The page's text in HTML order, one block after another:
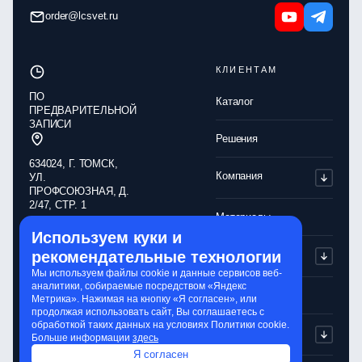
order@lcsvet.ru
КЛИЕНТАМ
Каталог
Решения
Компания
Материалы
Партнерам
Контакты
ПО
ПРЕДВАРИТЕЛЬНОЙ
ЗАПИСИ
634024, Г. ТОМСК,
УЛ.
ПРОФСОЮЗНАЯ, Д.
2/47, СТР. 1
Обработка
персональных
данных
Политика
конфиденциальности
Обработка cookie-
файлов
Используем куки и
рекомендательные технологии
Мы используем файлы cookie и данные сервисов веб-
аналитики, собираемые посредством «Яндекс
Метрика». Нажимая на кнопку «Я согласен», или
продолжая использовать сайт, Вы соглашаетесь с
обработкой таких данных на условиях Политики cookie.
Больше информации здесь
Я согласен